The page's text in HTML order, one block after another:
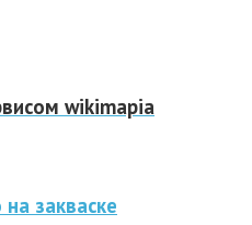
wikimapia
закваске